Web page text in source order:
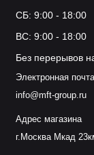
СБ: 9:00 - 18:00
ВС: 9:00 - 18:00
Без перерывов
Электронная почта
info@mft-group.ru
Адрес магазина
г.Москва Мкад